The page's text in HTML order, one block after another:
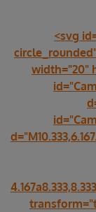
<svg
width="20"